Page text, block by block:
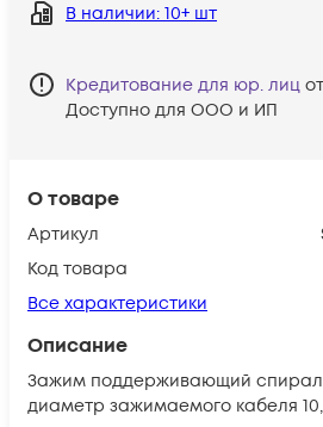
О товаре
Артикул
Код товара
Все характеристики
Описание
Зажим поддерживающий
диаметр зажимаемого кабеля
В наличии: 10+ шт
Кредитование для юр. лиц
Доступно для ООО и ИП